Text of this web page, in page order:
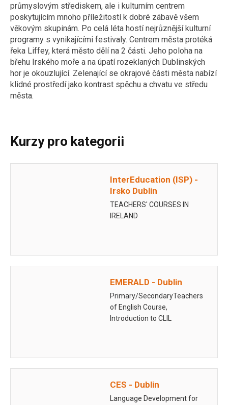
průmyslovým střediskem, ale i kulturním centrem
poskytujícím mnoho příležitostí k dobré zábavě všem
věkovým skupinám. Po celá léta hostí nejrůznější kulturní
programy s vynikajícími festivaly. Centrem města protéká
řeka Liffey, která město dělí na 2 části. Jeho poloha na
břehu Irského moře a na úpatí rozeklaných Dublinských
hor je okouzlující. Zelenající se okrajové části města nabízí
klidné prostředí jako kontrast spěchu a chvatu ve středu
města.
Kurzy pro kategorii
InterEducation (ISP) -
Irsko Dublin
TEACHERS' COURSES IN
IRELAND
EMERALD - Dublin
Primary/SecondaryTeachers
of English Course,
Introduction to CLIL
CES - Dublin
Language Development for